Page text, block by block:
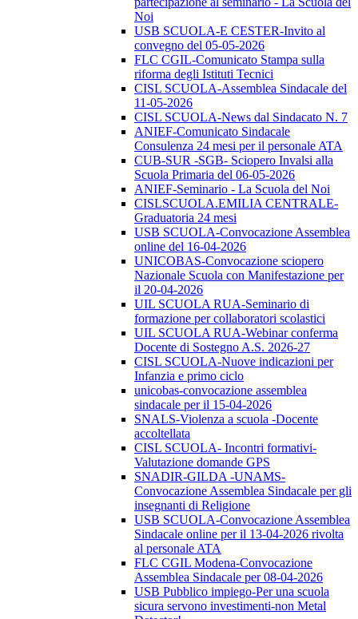
Noi
USB SCUOLA-E CESTER-Invito al
convegno del 05-05-2026
FLC CGIL-Comunicato Stampa sulla
riforma degli Istituti Tecnici
CISL SCUOLA-Assemblea Sindacale del
11-05-2026
CISL SCUOLA-News dal Sindacato N. 7
ANIEF-Comunicato Sindacale
Consulenza 24 mesi per il personale ATA
CUB-SUR -SGB- Sciopero Invalsi alla
Scuola Primaria del 06-05-2026
ANIEF-Seminario - La Scuola del Noi
CISLSCUOLA.EMILIA CENTRALE-
Graduatoria 24 mesi
USB SCUOLA-Convocazione Assemblea
online del 16-04-2026
UNICOBAS-Convocazione sciopero
Nazionale Scuola con Manifestazione per
il 20-04-2026
UIL SCUOLA RUA-Seminario di
formazione per collaboratori scolastici
UIL SCUOLA RUA-Webinar conferma
Docente di Sostegno A.S. 2026-27
CISL SCUOLA-Nuove indicazioni per
Infanzia e primo ciclo
unicobas-convocazione assemblea
sindacale per il 15-04-2026
SNALS-Violenza a scuola -Docente
accoltellata
CISL SCUOLA- Incontri formativi-
Valutazione domande GPS
SNADIR-GILDA -UNAMS-
Convocazione Assemblea Sindacale per gli
insegnanti di Religione
USB SCUOLA-Convocazione Assemblea
Sindacale online per il 13-04-2026 rivolta
al personale ATA
FLC CGIL Modena-Convocazione
Assemblea Sindacale per 08-04-2026
USB Pubblico impiego-Per una scuola
sicura servono investimenti-non Metal